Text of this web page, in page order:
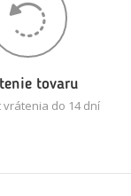
tovaru
vrátenia do 14 dní